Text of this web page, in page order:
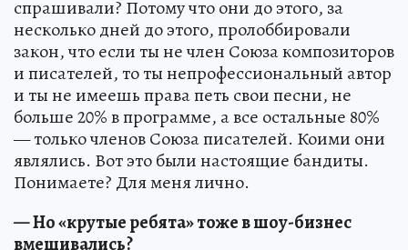
спрашивали? Потому что они до этого, за
несколько дней до этого, пролоббировали
закон, что если ты не член Союза композиторов
и писателей, то ты непрофессиональный автор
и ты не имеешь права петь свои песни, не
больше 20% в программе, а все остальные 80%
— только членов Союза писателей. Коими они
являлись. Вот это были настоящие бандиты.
Понимаете? Для меня лично.
— Но «крутые ребята» тоже в шоу-бизнес
вмешивались?